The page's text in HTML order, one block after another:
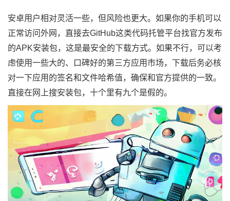
安卓用户相对灵活一些，但风险也更大。如果你的手机可以
正常访问外网，直接去GitHub这类代码托管平台找官方发布
的APK安装包，这是最安全的下载方式。如果不行，可以考
虑使用一些大的、口碑好的第三方应用市场，下载后务必核
对一下应用的签名和文件哈希值，确保和官方提供的一致。
直接在网上搜安装包，十个里有九个是假的。